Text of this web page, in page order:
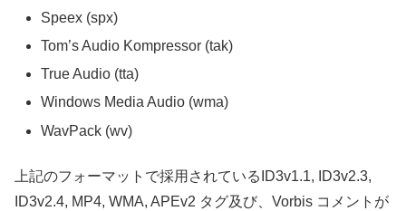
Speex (spx)
Tom’s Audio Kompressor (tak)
True Audio (tta)
Windows Media Audio (wma)
WavPack (wv)
上記のフォーマットで採用されているID3v1.1, ID3v2.3,
ID3v2.4, MP4, WMA, APEv2 タグ及び、Vorbis コメントが